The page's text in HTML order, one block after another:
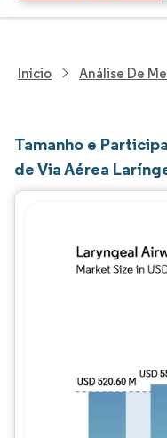
Início Análise De
Tamanho e
de Via Aérea